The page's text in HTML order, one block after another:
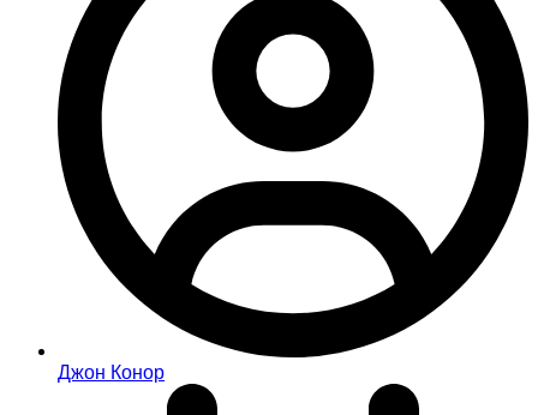
Джон Конор